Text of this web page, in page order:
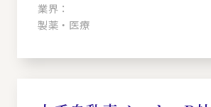
業界：
製薬・医療